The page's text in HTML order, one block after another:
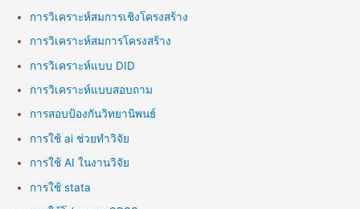
การวิเคราะห์สมการเชิงโครงสร้าง
การวิเคราะห์สมการโครงสร้าง
การวิเคราะห์แบบ DID
การวิเคราะห์แบบสอบถาม
การสอบป้องกันวิทยานิพนธ์
การใช้ ai ช่วยทำวิจัย
การใช้ AI ในงานวิจัย
การใช้ stata